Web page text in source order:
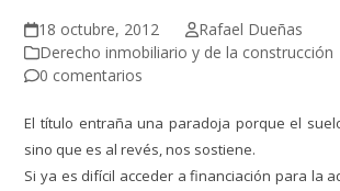
18 octubre, 2012
Rafael Dueñas
Derecho inmobiliario y de la construcción
0 comentarios
El título entraña una paradoja porque el
sino que es al revés, nos sostiene.
Si ya es difícil acceder a financiación para la